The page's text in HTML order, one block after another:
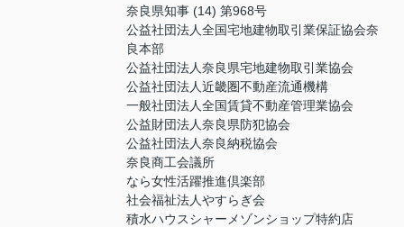
奈良県知事 (14) 第968号
公益社団法人全国宅地建物取引業保証協会奈
良本部
公益社団法人奈良県宅地建物取引業協会
公益社団法人近畿圏不動産流通機構
一般社団法人全国賃貸不動産管理業協会
公益財団法人奈良県防犯協会
公益社団法人奈良納税協会
奈良商工会議所
なら女性活躍推進倶楽部
社会福祉法人やすらぎ会
積水ハウスシャーメゾンショップ特約店